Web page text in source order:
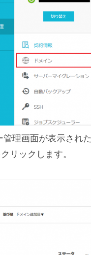
管理画面が表示され
リックします。